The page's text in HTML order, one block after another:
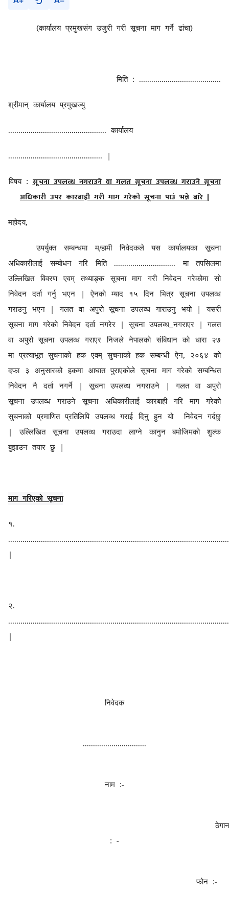
(कार्यालय प्रमुखसंग उजुरी गरी सूचना माग गर्नेढांचा)
मिति : ........................................
श्रीमान्कार्यालय प्रमुखज्यु
................................................ कार्यालय
.............................................. |
विषय : सूचना उपलव्ध नगराउने वा गलत सूचना उपलव्ध गराउने सूचना
अधिकारी उपर कारबाही गरी माग गरेको सूचना पाउं भन्ने बारे|
महोदय,
उपर्युक्तसम्बन्धमा म/हामी निवेदकले यस कार्यालयका सूचना
अधिकारीलाई सम्बोधन गरि मिति .............................. मा तपसिलमा
उल्लिखित विवरण एवम् तथ्याङ्क सूचना माग गरी निवेदन गरेकोमा सो
निवेदन दर्ता गर्नु भएन |ऐनको म्याद १५ दिन भित्र सूचनाउपलव्ध
गराउनु भएन | गलत वा अपुरो सूचना उपलव्ध गाराउनु भयो | यसरी
सूचना माग गरेको निवेदन दर्ता नगरेर | सूचना उपलव्ध नगराएर | गलत
वा अपुरो सूचना उपलव्ध गराएर निजले नेपालको संबिधान को धारा २७
मा प्रत्याभूत सुचनाको हक एवम् सुचनाको हक सम्बन्धीऐन, २०६४ को
दफा ३ अनुसारको हकमा आघात पुराएकोले सूचना माग गरेको सम्बन्धित
निवेदन नै दर्ता नगर्ने | सूचना उपलव्ध नगराउने | गलत वा अपुरो
सूचना उपलव्ध गराउने सूचना अधिकारीलाई कारबाही गरि माग गरेको
सुचनाको प्रमाणित प्रतिलिपि उपलव्ध गराई दिनु हुन यो निवेदन गर्दछु
| उल्लिखित सूचना उपलव्ध गराउदा लाग्ने कानुन बमोजिमको शुल्क
बुझाउन तयार छु |
माग गरिएको सूचना
१.
|
२.
|
निवेदक
...............................
नाम :-
: -
फोन :-